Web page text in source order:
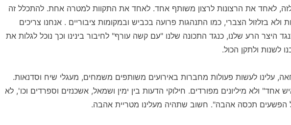
לזה, לאחד את הרצונות לרצון משותף אחד. לאחד את התקוות למטרה אחת. להתכלל זה
ולא בזלזול הצברי, כמו התנהגות פרועה בכביש ובמקומות ציבוריים . אנחנו צריכים
היצר הרע שלנו, כנגד התכונה שלנו "עם קשה עורף" לחיבור בינינו וכך נוכל לגלות את
לשנות ולתקן הכול.
עלינו לעשות פעולות מחברות באירועים משותפים משמחים, מעגלי שיח וסדנאות.
אחד" ולא מיליונים מפורדים. חילוקי הדעות בין ימין ושמאל, אשכנזים וספרדים וכו', לא
הפשעים תכסה אהבה". חשוב שתהיה מעלינו מטריית אהבה.